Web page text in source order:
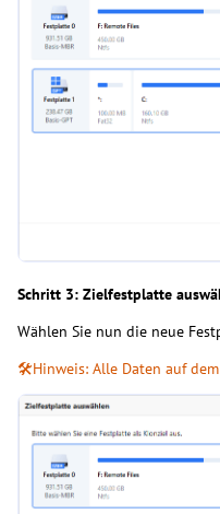
Schritt 3: Zielfestplatte
Wählen Sie nun die neue
🛠️Hinweis: Alle Daten auf